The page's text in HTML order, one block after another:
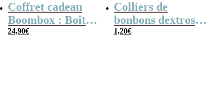
Coffret cadeau
Boombox : Boîte
bonbons des
24,90€
Colliers de
bonbons dextrose
x2
1,20€